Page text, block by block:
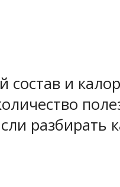
и
разбирать